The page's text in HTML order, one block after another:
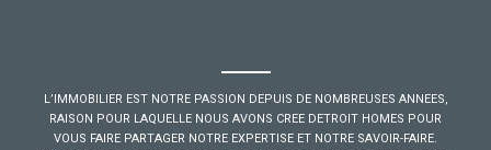
L’IMMOBILIER EST NOTRE PASSION DEPUIS DE NOMBREUSES ANNEES,
RAISON POUR LAQUELLE NOUS AVONS CREE DETROIT HOMES POUR
VOUS FAIRE PARTAGER NOTRE EXPERTISE ET NOTRE SAVOIR-FAIRE.